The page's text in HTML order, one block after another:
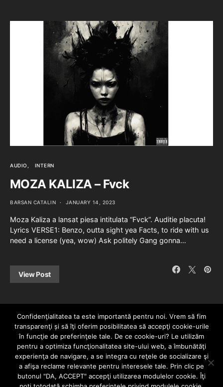
AUDIO INTERN
MOZA KALIZA – Fvck
BARSAN CATALIN JANUARY 14, 2023
Moza Kaliza a lansat piesa intitulata “Fvck”. Auditie placuta!
Lyrics VERSE1: Benzo, outta sight yea Facts, to ride with us
need a license (yea, wow) Ask politely Gang gonna…
View Post
HOME CONTACT POLITICĂ DE CONFIDENȚIALITATE
Since 2005 | Copyright by HIPHOPLIVE
Confidenţialitatea ta este importantă pentru noi. Vrem să fim
transparenţi și să îţi oferim posibilitatea să accepţi cookie-urile
în funcţie de preferinţele tale. De ce cookie-uri? Le utilizăm
pentru a optimiza funcţionalitatea site-ului web, a îmbunătăţi
experienţa de navigare, a se integra cu reţele de socializare şi
a afişa reclame relevante pentru interesele tale. Prin clic pe
butonul "DA, ACCEPT" accepţi utilizarea modulelor cookie. Îţi